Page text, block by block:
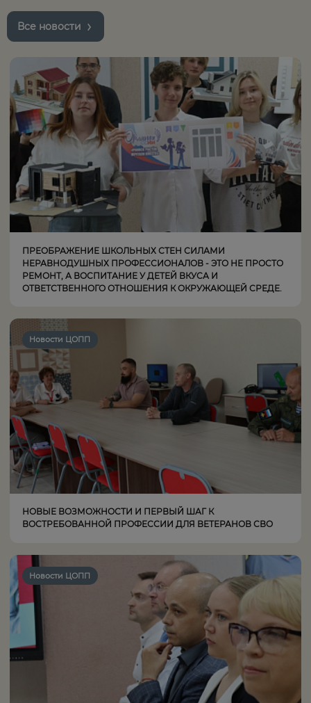
Все новости
ПРЕОБРАЖЕНИЕ ШКОЛЬНЫХ СТЕН СИЛАМИ
НЕРАВНОДУШНЫХ ПРОФЕССИОНАЛОВ - ЭТО НЕ ПРОСТО
РЕМОНТ, А ВОСПИТАНИЕ У ДЕТЕЙ ВКУСА И
ОТВЕТСТВЕННОГО ОТНОШЕНИЯ К ОКРУЖАЮЩЕЙ СРЕДЕ.
Новости ЦОПП
НОВЫЕ ВОЗМОЖНОСТИ И ПЕРВЫЙ ШАГ К
ВОСТРЕБОВАННОЙ ПРОФЕССИИ ДЛЯ ВЕТЕРАНОВ СВО
Новости ЦОПП